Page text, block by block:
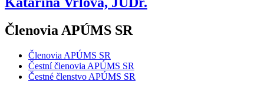
Členovia APÚMS SR
Členovia APÚMS SR
Čestní členovia APÚMS SR
Čestné členstvo APÚMS SR